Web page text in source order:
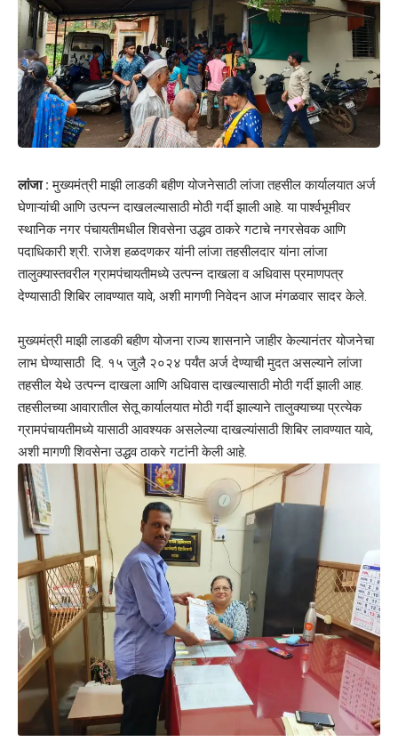
लांजा : मुख्यमंत्री माझी लाडकी बहीण योजनेसाठी लांजा तहसील कार्यालयात अर्ज
घेणाऱ्यांची आणि उत्पन्न दाखलल्यासाठी मोठी गर्दी झाली आहे. या पार्श्वभूमीवर
स्थानिक नगर पंचायतीमधील शिवसेना उद्धव ठाकरे गटाचे नगरसेवक आणि
पदाधिकारी श्री. राजेश हळदणकर यांनी लांजा तहसीलदार यांना लांजा
तालुक्यास्तवरील ग्रामपंचायतीमध्ये उत्पन्न दाखला व अधिवास प्रमाणपत्र
देण्यासाठी शिबिर लावण्यात यावे, अशी मागणी निवेदन आज मंगळवार सादर केले.
मुख्यमंत्री माझी लाडकी बहीण योजना राज्य शासनाने जाहीर केल्यानंतर योजनेचा
लाभ घेण्यासाठी दि. १५ जुलै २०२४ पर्यंत अर्ज देण्याची मुदत असल्याने लांजा
तहसील येथे उत्पन्न दाखला आणि अधिवास दाखल्यासाठी मोठी गर्दी झाली आह.
तहसीलच्या आवारातील सेतू कार्यालयात मोठी गर्दी झाल्याने तालुक्याच्या प्रत्येक
ग्रामपंचायतीमध्ये यासाठी आवश्यक असलेल्या दाखल्यांसाठी शिबिर लावण्यात यावे,
अशी मागणी शिवसेना उद्धव ठाकरे गटांनी केली आहे.